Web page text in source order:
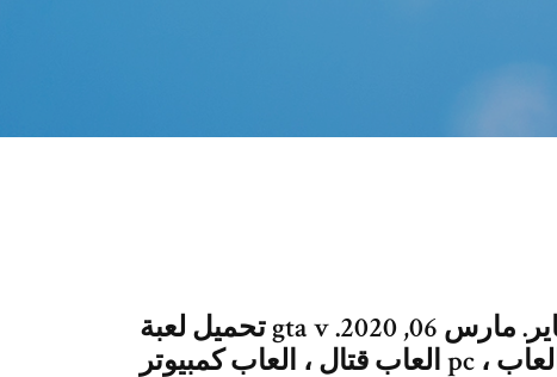
تحميل لعبة gta v للكمبيوتر برابط مباشر من ميديا فاير. مارس 06, 2020.
العاب قتال ، العاب كمبيوتر pc ، العاب مغامرات ، تحميل العاب ، تحميل العاب